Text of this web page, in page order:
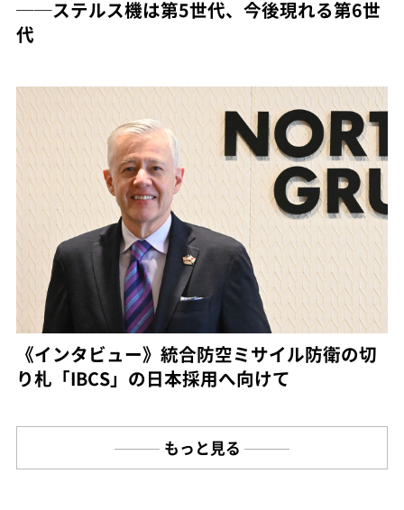
──ステルス機は第5世代、今後現れる第6世
代
《インタビュー》統合防空ミサイル防衛の切
り札「IBCS」の日本採用へ向けて
もっと見る